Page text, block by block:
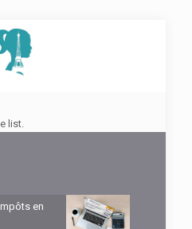
list.
en